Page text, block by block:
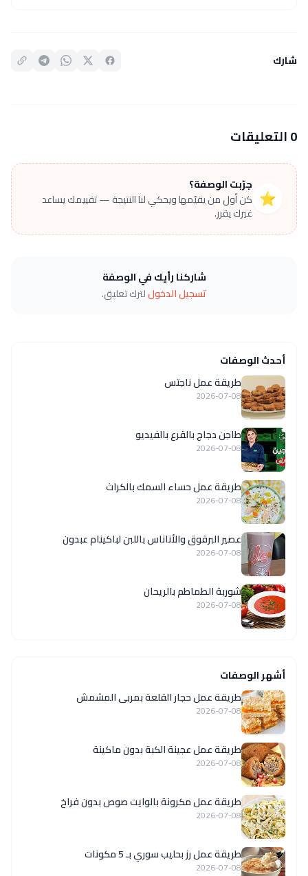
شارك
0 التعليقات
⭐
جرّبت الوصفة؟
كن أول من يقيّمها ويحكي لنا النتيجة — تقييمك يساعد
غيرك يقرر.
شاركنا رأيك في الوصفة
تسجيل الدخوللترك تعليق.
أحدث الوصفات
طريقة عمل ناجتس
2026-07-08
طاجن دجاج بالقرع بالفيديو
2026-07-08
طريقة عمل حساء السمك بالكراث
2026-07-08
عصير البرقوق والأناناس باللبن لباكينام عبدون
2026-07-08
شوربة الطماطم بالريحان
2026-07-08
أشهر الوصفات
طريقة عمل حجار القلعة بمربى المشمش
2026-07-08
طريقة عمل عجينة الكبة بدون ماكينة
2026-07-08
طريقة عمل مكرونة بالوايت صوص بدون فراخ
2026-07-08
طريقة عمل رز بحليب سوري بـ 5 مكونات
2026-07-08